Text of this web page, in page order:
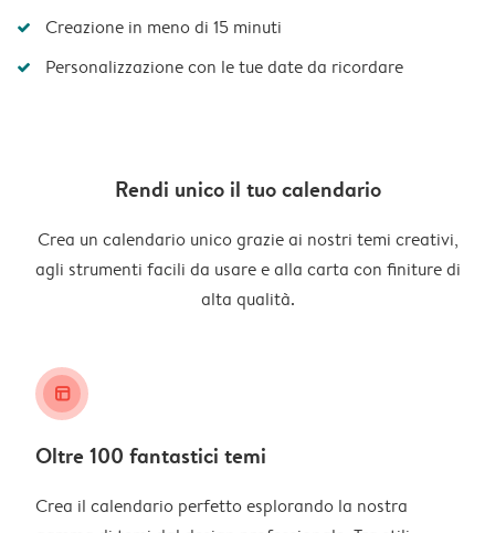
Creazione in meno di 15 minuti
Personalizzazione con le tue date da ricordare
Rendi unico il tuo calendario
Crea un calendario unico grazie ai nostri temi creativi,
agli strumenti facili da usare e alla carta con finiture di
alta qualità.
layout_alt
Oltre 100 fantastici temi
Crea il calendario perfetto esplorando la nostra